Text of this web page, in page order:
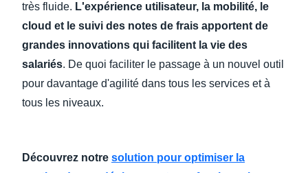
très fluide. L'expérience utilisateur, la mobilité, le
cloud et le suivi des notes de frais apportent de
grandes innovations qui facilitent la vie des
salariés. De quoi faciliter le passage à un nouvel outil
pour davantage d'agilité dans tous les services et à
tous les niveaux.
Découvrez notre solution pour optimiser la